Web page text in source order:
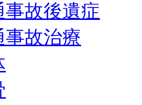
事故後遺症
事故治療